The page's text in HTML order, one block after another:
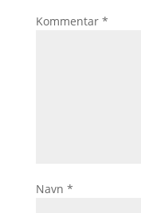
Kommentar *
Navn *